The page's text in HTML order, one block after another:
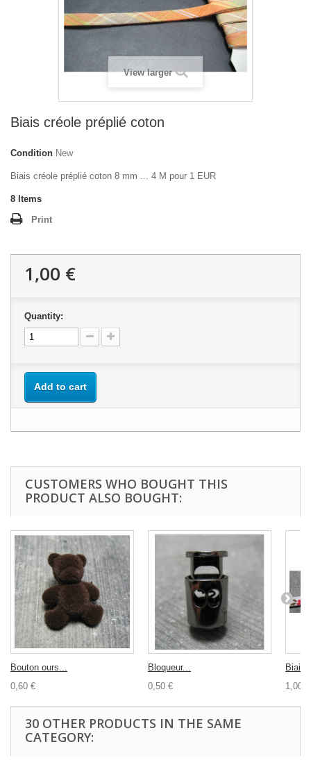
View larger
Biais créole préplié coton
Condition New
Biais créole préplié coton 8 mm ... 4 M pour 1 EUR
8 Items
Print
1,00 €
Quantity:
Add to cart
CUSTOMERS WHO BOUGHT THIS
PRODUCT ALSO BOUGHT:
Bouton ours...
0,60 €
Bloqueur...
0,50 €
1,00 €
30 OTHER PRODUCTS IN THE SAME
CATEGORY: